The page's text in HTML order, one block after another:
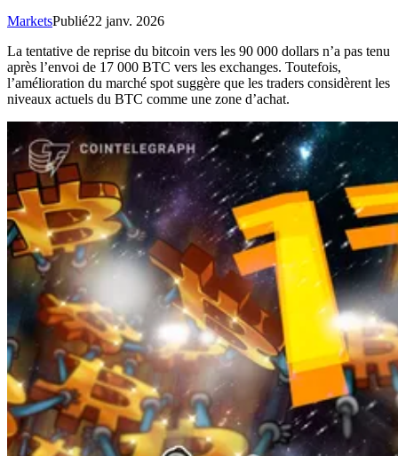
MarketsPublié22 janv. 2026
La tentative de reprise du bitcoin vers les 90 000 dollars n’a pas tenu
après l’envoi de 17 000 BTC vers les exchanges. Toutefois,
l’amélioration du marché spot suggère que les traders considèrent les
niveaux actuels du BTC comme une zone d’achat.